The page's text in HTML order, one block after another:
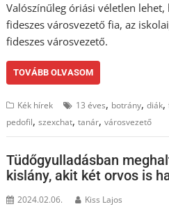
Valószínűleg óriási véletlen
fideszes városvezető fia, az
fideszes városvezető.
TOVÁBB OLVASOM
Kék hírek 13 éves, botrány,diák,
pedofil,szexchat,tanár,városvezető
Tüdőgyulladásban
kislány, akit két orvos is
2024.02.06. Kiss Lajos